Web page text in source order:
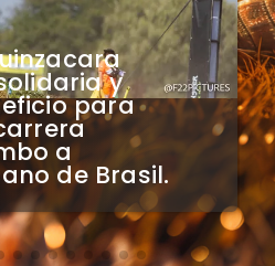
y
para
a
de Brasil.